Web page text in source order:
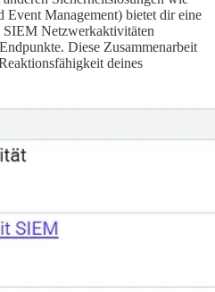
Management) bietet dir eine
SIEM Netzwerkaktivitäten
Diese Zusammenarbeit
deines